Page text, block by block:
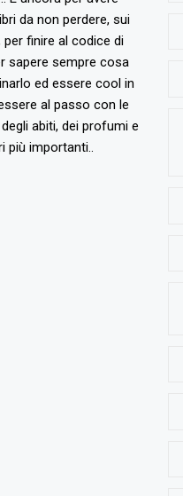
da non perdere, sui
finire al codice di
sapere sempre cosa
ed essere cool in
al passo con le
abiti, dei profumi e
più importanti..